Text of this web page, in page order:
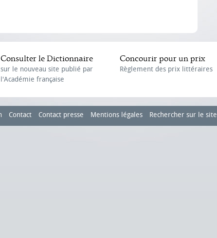
Consulter le Dictionnaire
sur le nouveau site publié par
l'Académie française
Concourir pour un prix
Règlement des prix littéraires
Contact Contact presse Mentions légales Rechercher sur le site